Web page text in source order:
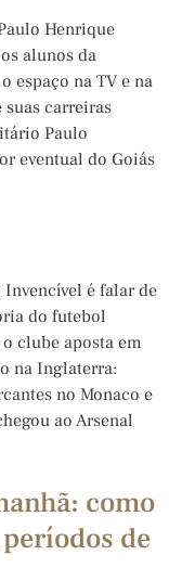
Henrique
alunos da
espaço na TV e na
carreiras
Paulo
eventual do Goiás
é falar de
do futebol
clube aposta em
na Inglaterra:
no Monaco e
ao Arsenal
como
de